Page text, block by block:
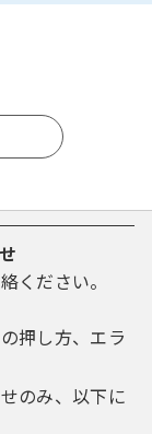
ください。
押し方、エラ
のみ、以下に